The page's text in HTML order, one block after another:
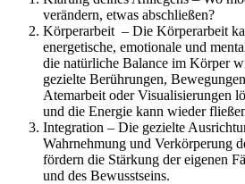
verändern, etwas abschließen?
Körperarbeit – Die Körperarbeit
energetische, emotionale und
die natürliche Balance im Körper
gezielte Berührungen,
Atemarbeit oder Visualisierungen
und die Energie kann wieder
Integration – Die gezielte
Wahrnehmung und Verkörperung
fördern die Stärkung der eigenen
und des Bewusstseins.